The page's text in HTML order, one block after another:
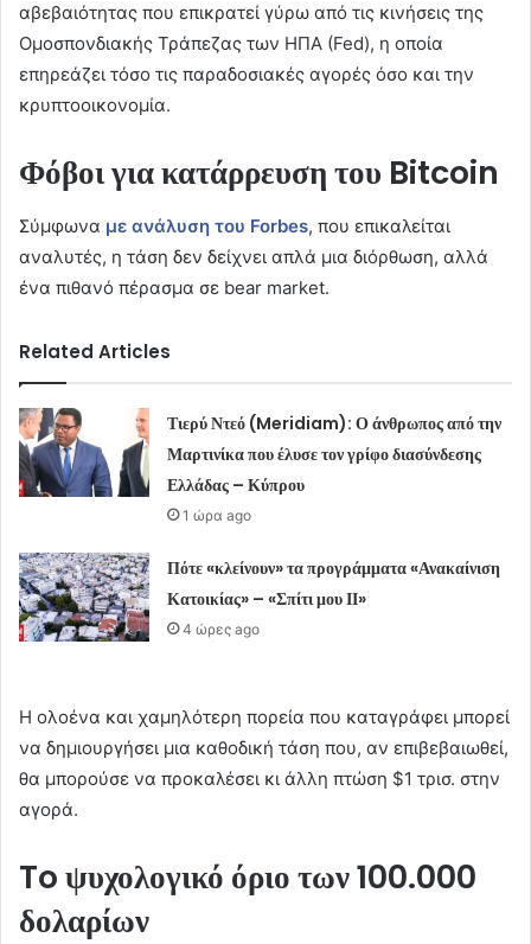
αβεβαιότητας που επικρατεί γύρω από τις κινήσεις της
Ομοσπονδιακής Τράπεζας των ΗΠΑ (Fed), η οποία
επηρεάζει τόσο τις παραδοσιακές αγορές όσο και την
κρυπτοοικονομία.
Φόβοι για κατάρρευση του Bitcoin
Σύμφωνα με ανάλυση του Forbes, που επικαλείται
αναλυτές, η τάση δεν δείχνει απλά μια διόρθωση, αλλά
ένα πιθανό πέρασμα σε bear market.
Related Articles
Τιερύ Ντεό (Meridiam): Ο άνθρωπος από την
Μαρτινίκα που έλυσε τον γρίφο διασύνδεσης
Ελλάδας – Κύπρου
1 ώρα ago
Πότε «κλείνουν» τα προγράμματα «Ανακαίνιση
Κατοικίας» – «Σπίτι μου ΙΙ»
4 ώρες ago
H ολοένα και χαμηλότερη πορεία που καταγράφει μπορεί
να δημιουργήσει μια καθοδική τάση που, αν επιβεβαιωθεί,
θα μπορούσε να προκαλέσει κι άλλη πτώση $1 τρισ. στην
αγορά.
To ψυχολογικό όριο των 100.000
δολαρίων